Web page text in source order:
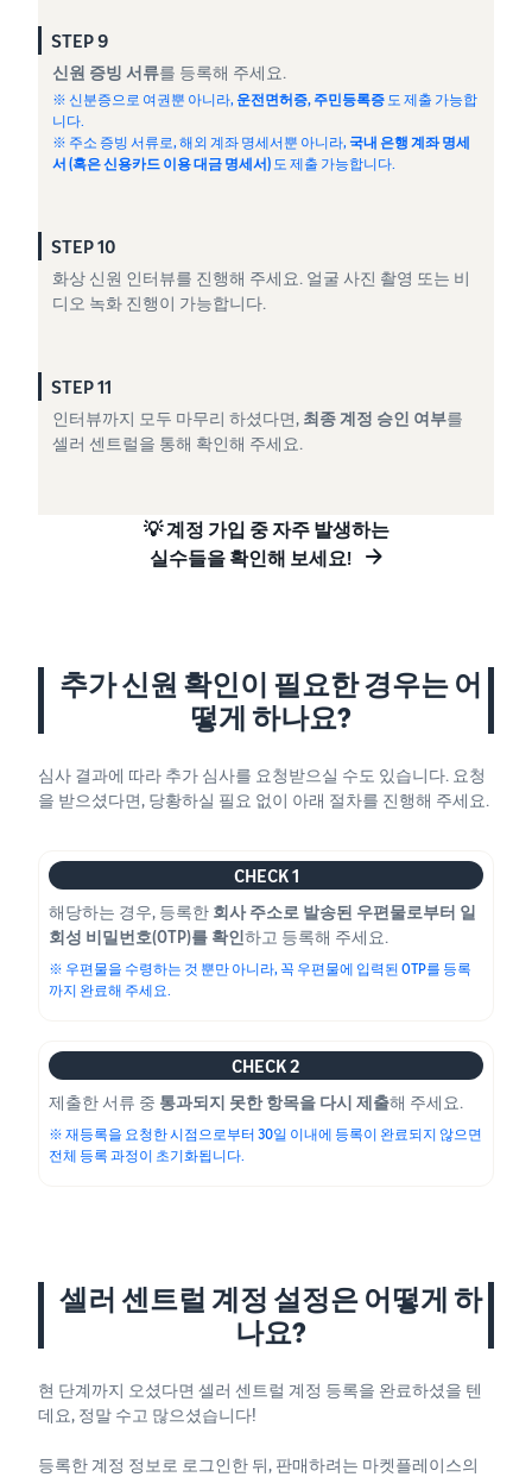
STEP 9
신원 증빙 서류를 등록해 주세요.
※ 신분증으로 여권뿐 아니라, 운전면허증, 주민등록증 도 제출 가능합
니다.
※ 주소 증빙 서류로, 해외 계좌 명세서뿐 아니라, 국내 은행 계좌 명세
서 (혹은 신용카드 이용 대금 명세서) 도 제출 가능합니다.
STEP 10
화상 신원 인터뷰를 진행해 주세요. 얼굴 사진 촬영 또는 비
디오 녹화 진행이 가능합니다.
STEP 11
인터뷰까지 모두 마무리 하셨다면, 최종 계정 승인 여부를
셀러 센트럴을 통해 확인해 주세요.
💡 계정 가입 중 자주 발생하는
실수들을 확인해 보세요!
추가 신원 확인이 필요한 경우는 어
떻게 하나요?
심사 결과에 따라 추가 심사를 요청받으실 수도 있습니다. 요청
을 받으셨다면, 당황하실 필요 없이 아래 절차를 진행해 주세요.
CHECK 1
해당하는 경우, 등록한 회사 주소로 발송된 우편물로부터 일
회성 비밀번호(OTP)를 확인하고 등록해 주세요.
※ 우편물을 수령하는 것 뿐만 아니라, 꼭 우편물에 입력된 OTP를 등록
까지 완료해 주세요.
CHECK 2
제출한 서류 중 통과되지 못한 항목을 다시 제출해 주세요.
※ 재등록을 요청한 시점으로부터 30일 이내에 등록이 완료되지 않으면
전체 등록 과정이 초기화됩니다.
셀러 센트럴 계정 설정은 어떻게 하
나요?
현 단계까지 오셨다면 셀러 센트럴 계정 등록을 완료하셨을 텐
데요, 정말 수고 많으셨습니다!
등록한 계정 정보로 로그인한 뒤, 판매하려는 마켓플레이스의